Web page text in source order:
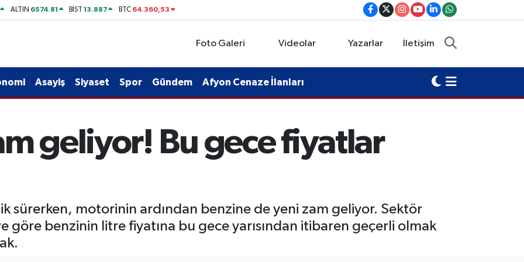
ALTIN 6574.81 BİST13.887 BTC 64.360,53
Foto Galeri Videolar Yazarlar İletişim
Asayiş Siyaset Spor Gündem Afyon Cenaze İlanları
geliyor! Bu gece fiyatlar
sürerken, motorinin ardından benzine de yeni zam geliyor. Sektör
göre benzinin litre fiyatına bu gece yarısından itibaren geçerli olmak